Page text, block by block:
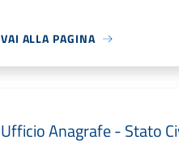
VAI ALLA PAGINA
Ufficio Anagrafe - Stato